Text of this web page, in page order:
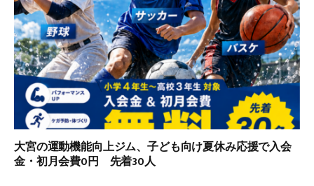
大宮の運動機能向上ジム、子ども向け夏休み応援で入会
金・初月会費0円 先着30人